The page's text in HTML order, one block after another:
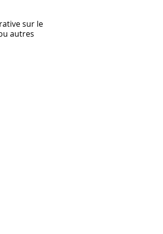
sur le
autres